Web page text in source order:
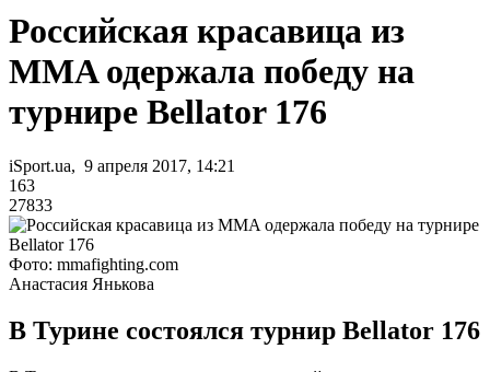
Российская красавица из
MMA одержала победу на
турнире Bellator 176
iSport.ua, 9 апреля 2017, 14:21
163
27833
Фото: mmafighting.com
Анастасия Янькова
В Турине состоялся турнир Bellator 176